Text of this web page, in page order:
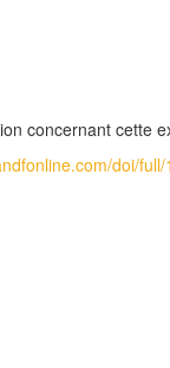
concernant cette
doi/